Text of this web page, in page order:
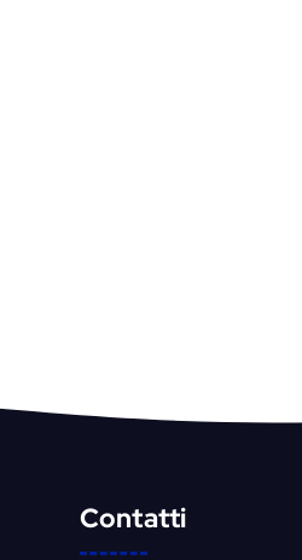
Contatti